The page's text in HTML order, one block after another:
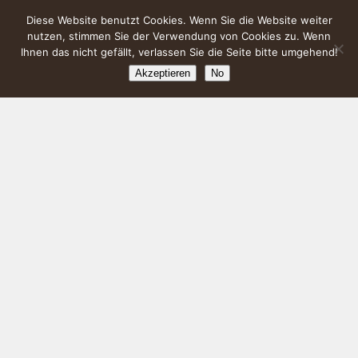
Diese Website benutzt Cookies. Wenn Sie die Website weiter
nutzen, stimmen Sie der Verwendung von Cookies zu. Wenn
Ihnen das nicht gefällt, verlassen Sie die Seite bitte umgehend!
Akzeptieren No